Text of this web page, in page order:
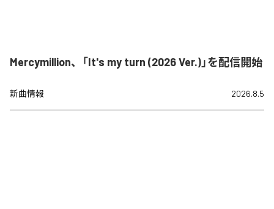
Mercymillion、「It's my turn (2026 Ver.)」を配信開始
新曲情報 2026.8.5